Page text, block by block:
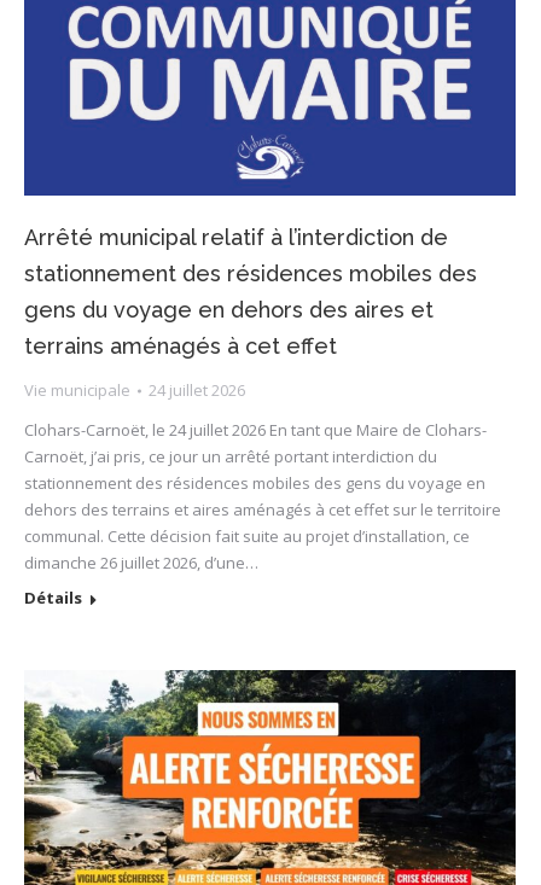
Arrêté municipal relatif à l’interdiction de
stationnement des résidences mobiles des
gens du voyage en dehors des aires et
terrains aménagés à cet effet
Vie municipale
24 juillet 2026
Clohars-Carnoët, le 24 juillet 2026 En tant que Maire de Clohars-
Carnoët, j’ai pris, ce jour un arrêté portant interdiction du
stationnement des résidences mobiles des gens du voyage en
dehors des terrains et aires aménagés à cet effet sur le territoire
communal. Cette décision fait suite au projet d’installation, ce
dimanche 26 juillet 2026, d’une…
Détails